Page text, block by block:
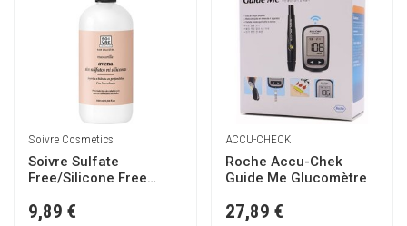
Soivre Cosmetics
Soivre Sulfate
Free/Silicone Free
9,89 €
ACCU-CHECK
Roche Accu-Chek
Guide Me Glucomètre
27,89 €